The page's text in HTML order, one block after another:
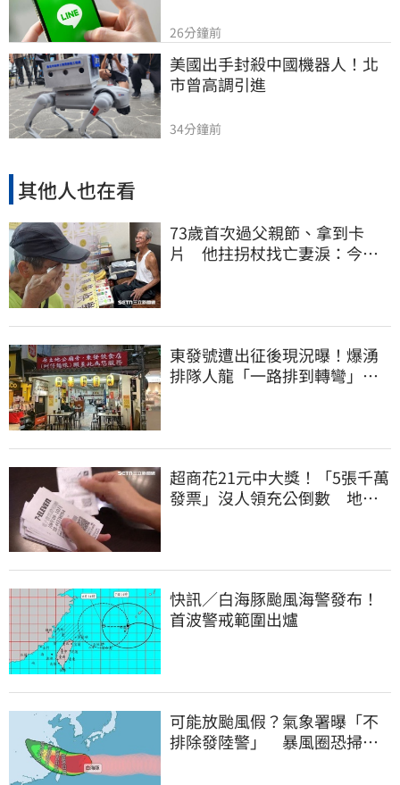
26分鐘前
美國出手封殺中國機器人！北
市曾高調引進
34分鐘前
其他人也在看
73歲首次過父親節、拿到卡
片 他拄拐杖找亡妻淚：今天
東發號遭出征後現況曝！爆湧
排隊人龍「一路排到轉彎」
超商花21元中大獎！「5張千萬
發票」沒人領充公倒數 地點
快訊／白海豚颱風海警發布！
首波警戒範圍出爐
可能放颱風假？氣象署曝「不
排除發陸警」 暴風圈恐掃過2